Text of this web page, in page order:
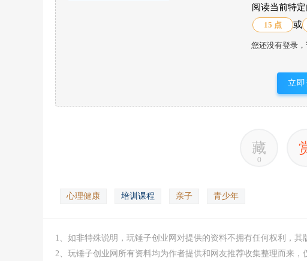
阅读当前特
15 点 或
您还没有登录，
立
藏
0
心理健康 培训课程 亲子 青少年
1、如非特殊说明，玩锤子创业网对提供的资料不拥有任何权利，其
2、玩锤子创业网所有资料均为作者提供和网友推荐收集整理而来，